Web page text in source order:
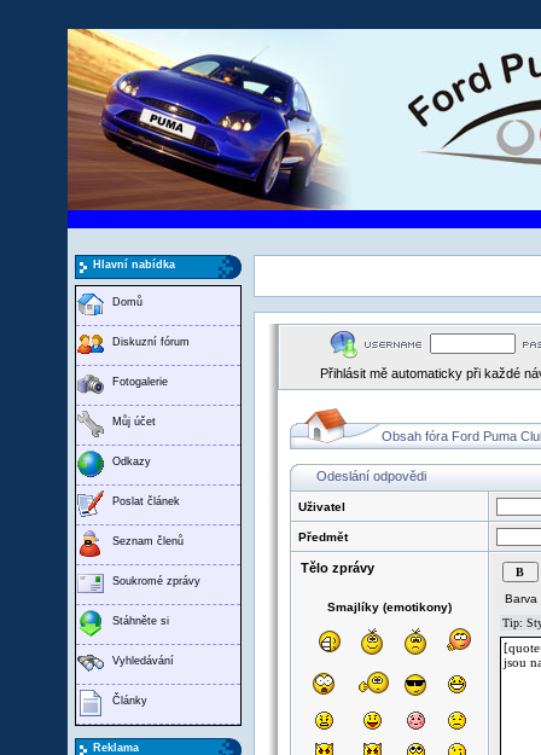
Hlavní nabídka
Domů
Diskuzní fórum
Fotogalerie
Můj účet
Odkazy
Poslat článek
Seznam členů
Soukromé zprávy
Stáhněte si
Vyhledávání
Články
Reklama
Přihlásit mě automaticky při každé
Obsah fóra Ford Puma
Odeslání odpovědi
Uživatel
Předmět
Tělo zprávy
Smajlíky (emotikony)